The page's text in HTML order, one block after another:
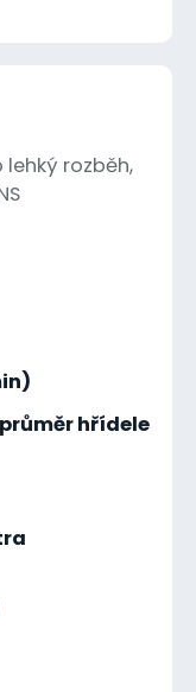
rozběh,
hřídele